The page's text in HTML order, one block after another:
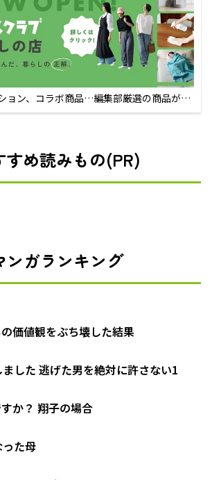
ョン、コラボ商品…編集部厳選の商品が買
すめ読みもの(PR)
ンガランキング
価値観をぶち壊した結果
した 逃げた男を絶対に許さない1
か？ 翔子の場合
た母